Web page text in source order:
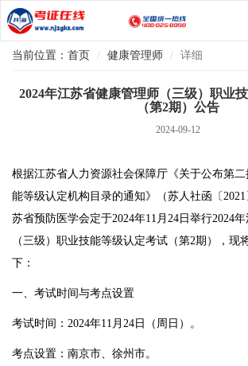
当前位置： 首页 健康管理师 详细
2024年江苏省健康管理师（三级）职业
（第2期）公告
2024-09-12
根据江苏省人力资源社会保障厅《关于公布第
能等级认定机构目录的通知》（苏人社函〔
苏省预防医学会定于2024年11月24日举行2024
（三级）职业技能等级认定考试（第2期），现
下：
一、考试时间与考点设置
考试时间：2024年11月24日（周日）。
考点设置：南京市、徐州市。